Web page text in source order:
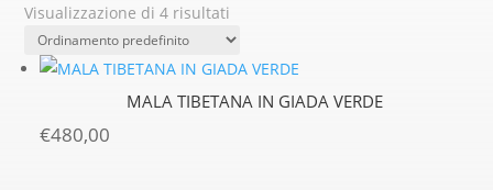
Visualizzazione di 4 risultati
MALA TIBETANA IN GIADA VERDE
€480,00